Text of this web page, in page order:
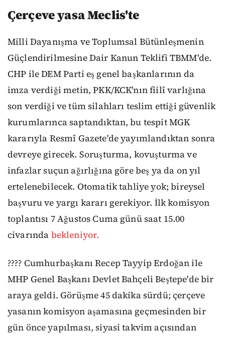
Çerçeve yasa Meclis'te
Milli Dayanışma ve Toplumsal Bütünleşmenin
Güçlendirilmesine Dair Kanun Teklifi TBMM'de.
CHP ile DEM Parti eş genel başkanlarının da
imza verdiği metin, PKK/KCK'nın fiilî varlığına
son verdiği ve tüm silahları teslim ettiği güvenlik
kurumlarınca saptandıktan, bu tespit MGK
kararıyla Resmî Gazete'de yayımlandıktan sonra
devreye girecek. Soruşturma, kovuşturma ve
infazlar suçun ağırlığına göre beş ya da on yıl
ertelenebilecek. Otomatik tahliye yok; bireysel
başvuru ve yargı kararı gerekiyor. İlk komisyon
toplantısı 7 Ağustos Cuma günü saat 15.00
civarında bekleniyor.
???? Cumhurbaşkanı Recep Tayyip Erdoğan ile
MHP Genel Başkanı Devlet Bahçeli Beştepe'de bir
araya geldi. Görüşme 45 dakika sürdü; çerçeve
yasanın komisyon aşamasına geçmesinden bir
gün önce yapılması, siyasi takvim açısından